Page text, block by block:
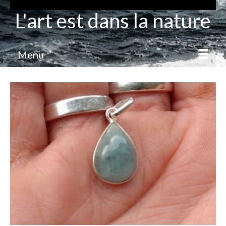
L'art est dans la nature
Menu